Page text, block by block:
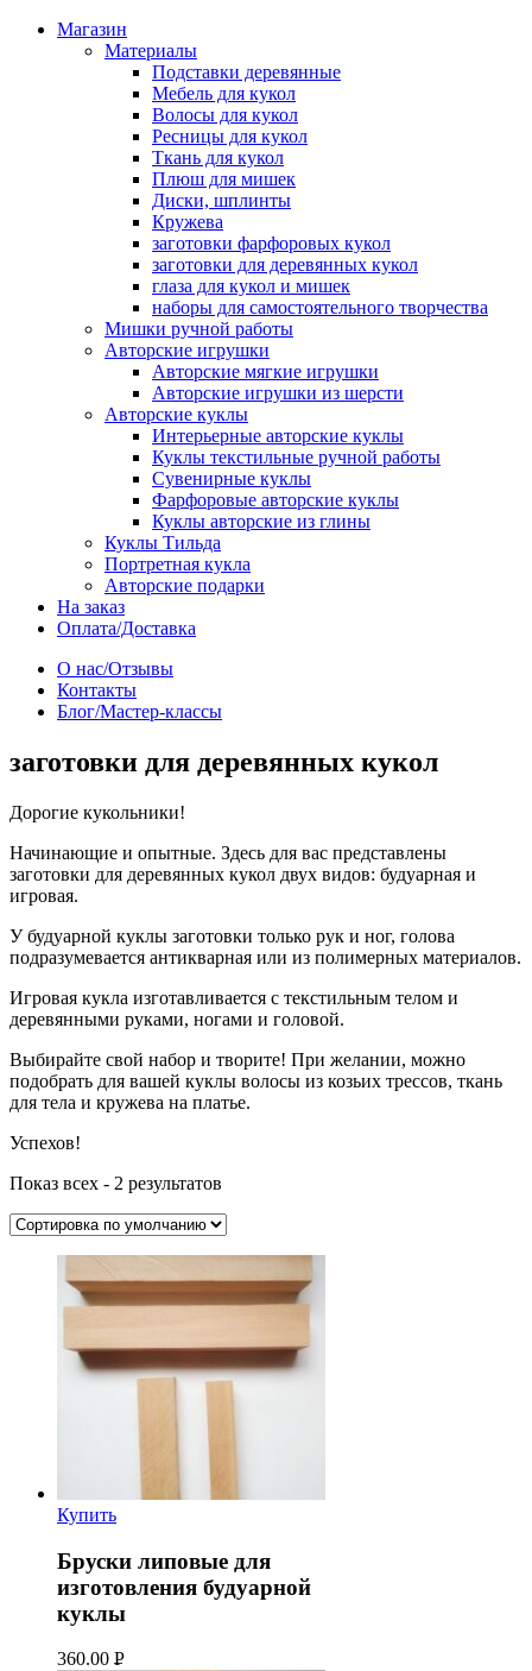
Магазин
Материалы
Подставки деревянные
Мебель для кукол
Волосы для кукол
Ресницы для кукол
Ткань для кукол
Плюш для мишек
Диски, шплинты
Кружева
заготовки фарфоровых кукол
заготовки для деревянных кукол
глаза для кукол и мишек
наборы для самостоятельного творчества
Мишки ручной работы
Авторские игрушки
Авторские мягкие игрушки
Авторские игрушки из шерсти
Авторские куклы
Интерьерные авторские куклы
Куклы текстильные ручной работы
Сувенирные куклы
Фарфоровые авторские куклы
Куклы авторские из глины
Куклы Тильда
Портретная кукла
Авторские подарки
На заказ
Оплата/Доставка
О нас/Отзывы
Контакты
Блог/Мастер-классы
заготовки для деревянных кукол
Дорогие кукольники!
Начинающие и опытные. Здесь для вас представлены
заготовки для деревянных кукол двух видов: будуарная и
игровая.
У будуарной куклы заготовки только рук и ног, голова
подразумевается антикварная или из полимерных материалов.
Игровая кукла изготавливается с текстильным телом и
деревянными руками, ногами и головой.
Выбирайте свой набор и творите! При желании, можно
подобрать для вашей куклы волосы из козьих трессов, ткань
для тела и кружева на платье.
Успехов!
Показ всех - 2 результатов
Купить
Бруски липовые для
изготовления будуарной
куклы
360.00 Р